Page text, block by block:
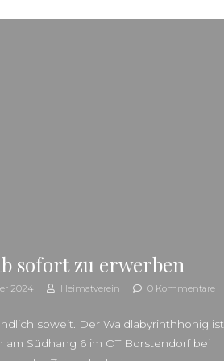
sofort zu erwerben
2024 Heimatverein 0 Kommentare
soweit. Der Waldlabyrinthhonig ist
am Südhang 6 im OT Borstendorf bei